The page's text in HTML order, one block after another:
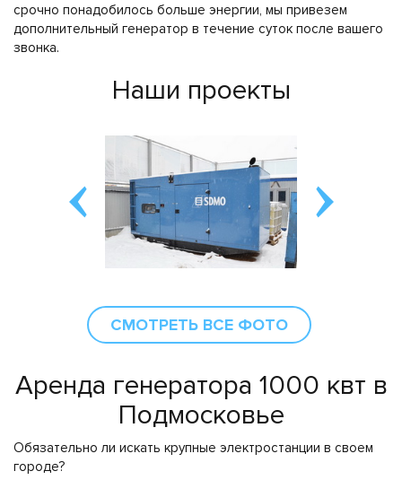
срочно понадобилось больше энергии, мы привезем
дополнительный генератор в течение суток после вашего
звонка.
Наши проекты
СМОТРЕТЬ ВСЕ ФОТО
Аренда генератора 1000 квт в
Подмосковье
Обязательно ли искать крупные электростанции в своем
городе?